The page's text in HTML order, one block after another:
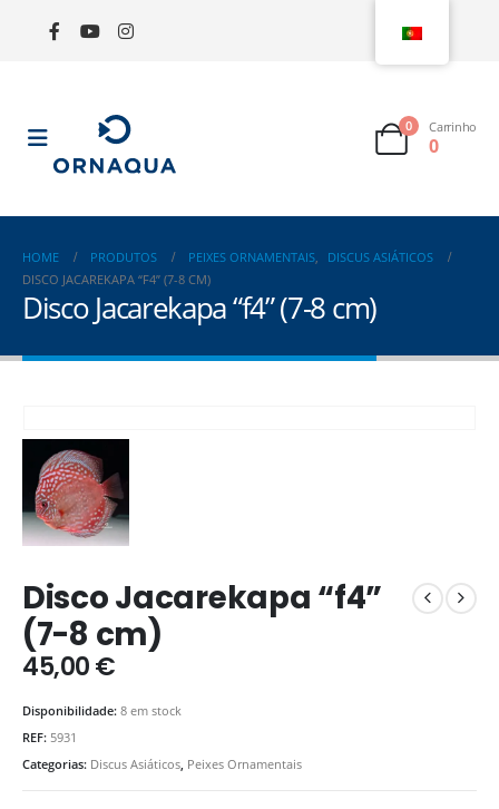
0 Carrinho
0
HOME PRODUTOS PEIXES ORNAMENTAIS,
DISCUS ASIÁTICOS
DISCO JACAREKAPA “F4” (7-8 CM)
Disco Jacarekapa “f4” (7-8 cm)
Disco Jacarekapa “f4”
(7-8 cm)
45,00€
Disponibilidade: 8 em stock
REF: 5931
Categorias: Discus Asiáticos Peixes Ornamentais